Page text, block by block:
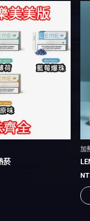
菸
價
格
範
圍：
NT$1,550
到
NT$1,800
加